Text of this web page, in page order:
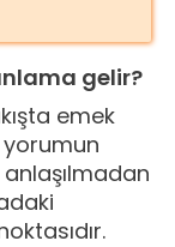
gelir?
emek